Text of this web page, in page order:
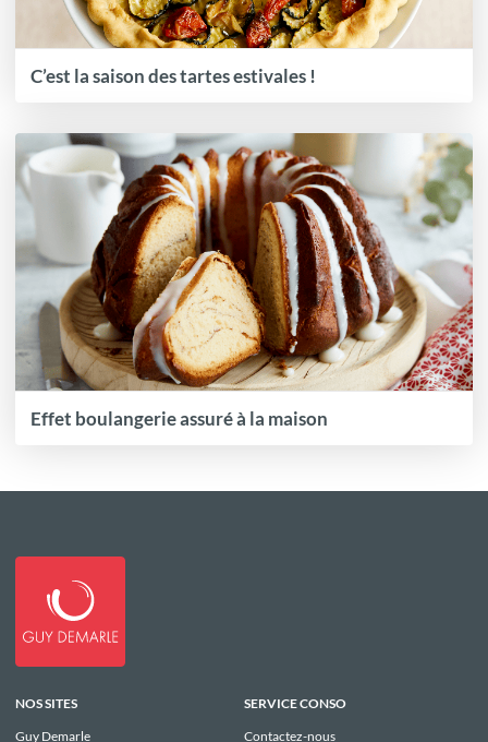
C’est la saison des tartes estivales !
Effet boulangerie assuré à la maison
NOS SITES
Guy Demarle
SERVICE CONSO
Contactez-nous